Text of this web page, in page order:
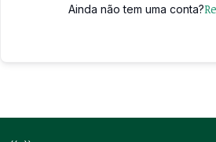
Ainda não tem uma conta?